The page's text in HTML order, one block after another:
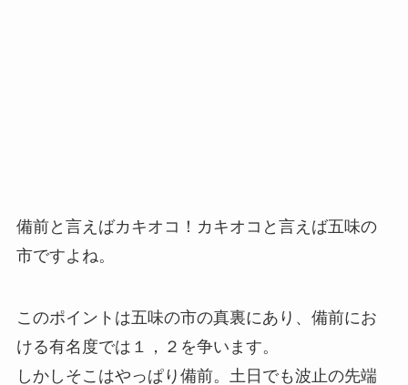
備前と言えばカキオコ！カキオコと言えば五味の
市ですよね。
このポイントは五味の市の真裏にあり、備前にお
ける有名度では１，２を争います。
しかしそこはやっぱり備前。土日でも波止の先端